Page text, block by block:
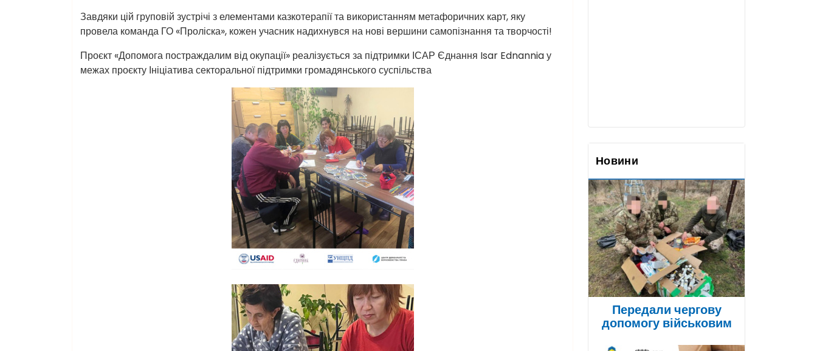
Завдяки цій груповій зустрічі з елементами казкотерапії та використанням метафоричних карт, яку
провела команда ГО «Проліска», кожен учасник надихнувся на нові вершини самопізнання та творчості!
Проєкт «Допомога постраждалим від окупації» реалізується за підтримки ІСАР Єднання Isar Ednannia у
межах проєкту Ініціатива секторальної підтримки громадянського суспільства
Новини
Передали чергову
допомогу військовим